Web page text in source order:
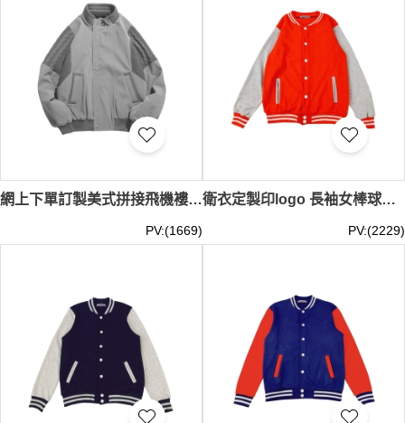
網上下單訂製美式拼接飛機褸 拼幅 時尚設計復古寬鬆Y2K棒球褸 狂歡派對 棒球褸中心 SKBJ023
PV:(1669)
衛衣定製印logo 長袖女棒球服 秋冬款工作服 外套情侶運動服 學生班服 棒球褸設計公司 SKBJ022
PV:(2229)